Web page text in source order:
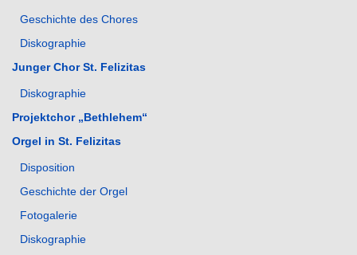
Geschichte des Chores
Diskographie
Junger Chor St. Felizitas
Diskographie
Projektchor „Bethlehem“
Orgel in St. Felizitas
Disposition
Geschichte der Orgel
Fotogalerie
Diskographie